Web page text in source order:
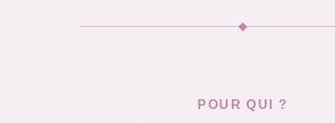
POUR QUI ?